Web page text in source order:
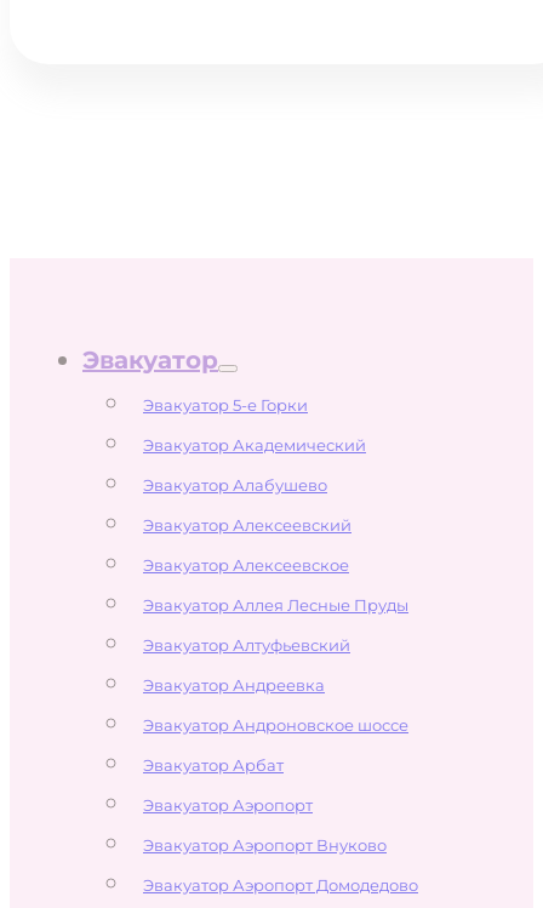
Эвакуатор
Эвакуатор 5-е Горки
Эвакуатор Академический
Эвакуатор Алабушево
Эвакуатор Алексеевский
Эвакуатор Алексеевское
Эвакуатор Аллея Лесные Пруды
Эвакуатор Алтуфьевский
Эвакуатор Андреевка
Эвакуатор Андроновское шоссе
Эвакуатор Арбат
Эвакуатор Аэропорт
Эвакуатор Аэропорт Внуково
Эвакуатор Аэропорт Домодедово